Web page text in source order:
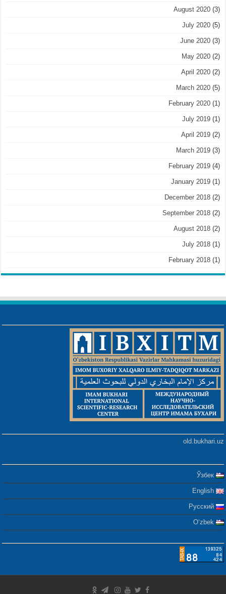
August 2020(3)
July 2020(5)
June 2020(3)
May 2020(2)
April 2020(2)
March 2020(5)
February 2020(1)
July 2019(1)
April 2019(2)
March 2019(3)
February 2019(4)
January 2019(1)
December 2018(2)
September 2018(2)
August 2018(2)
July 2018(1)
February 2018(1)
old.bukhari.uz
Ўзбек
English
Русский
Oʻzbek